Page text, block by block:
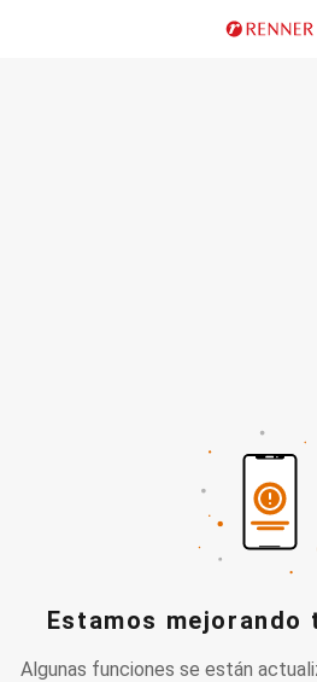
Estamos mejorando
Algunas funciones se están